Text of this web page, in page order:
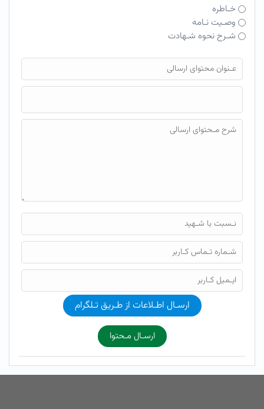
خـاطره
وصـیت نـامه
شـرح نحوه شـهادت
فایل محتوای ارسالی
ارسـال اطـلاعات از طـریق تـلگرام
ارسـال مـحتوا